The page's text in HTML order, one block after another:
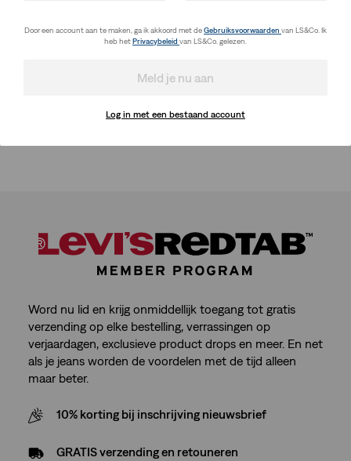
Door een account aan te maken, ga ik akkoord met deGebruiksvoorwaarden van LS&Co. Ik
heb hetPrivacybeleid van LS&Co. gelezen.
Meld je nu aan
Log in met een bestaand account
Word nu lid en krijg onmiddellijk toegang tot gratis
verzending op elke bestelling, verrassingen op
verjaardagen, exclusieve product drops en meer. En net
als je jeans worden de voordelen met de tijd alleen
maar beter.
10% korting bij inschrijving nieuwsbrief
GRATIS verzending en retouneren